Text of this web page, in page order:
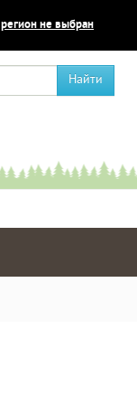
регион не выбран
Найти